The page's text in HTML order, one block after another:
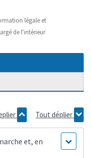
légale et
de l'intérieur
Tout déplier
et, en